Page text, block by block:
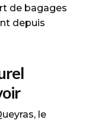
de bagages
depuis
le